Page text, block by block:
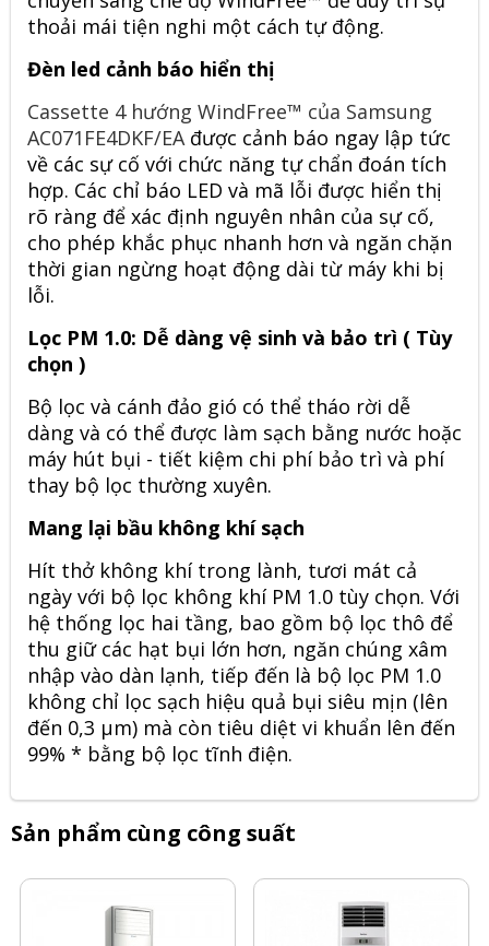
thoải mái tiện nghi một cách tự động.
Đèn led cảnh báo hiển thị
Cassette 4 hướng WindFree™ của Samsung
AC071FE4DKF/EAđược cảnh báo ngay lập tức
về các sự cố với chức năng tự chẩn đoán tích
hợp. Các chỉ báo LED và mã lỗi được hiển thị
rõ ràng để xác định nguyên nhân của sự cố,
cho phép khắc phục nhanh hơn và ngăn chặn
thời gian ngừng hoạt động dài từ máy khi bị
lỗi.
Lọc PM 1.0: Dễ dàng vệ sinh và bảo trì ( Tùy
chọn )
Bộ lọc và cánh đảo gió có thể tháo rời dễ
dàng và có thể được làm sạch bằng nước hoặc
máy hút bụi - tiết kiệm chi phí bảo trì và phí
thay bộ lọc thường xuyên.
Mang lại bầu không khí sạch
Hít thở không khí trong lành, tươi mát cả
ngày với bộ lọc không khí PM 1.0 tùy chọn. Với
hệ thống lọc hai tầng, bao gồm bộ lọc thô để
thu giữ các hạt bụi lớn hơn, ngăn chúng xâm
nhập vào dàn lạnh, tiếp đến là bộ lọc PM 1.0
không chỉ lọc sạch hiệu quả bụi siêu mịn (lên
đến 0,3 μm) mà còn tiêu diệt vi khuẩn lên đến
99% * bằng bộ lọc tĩnh điện.
Sản phẩm cùng công suất